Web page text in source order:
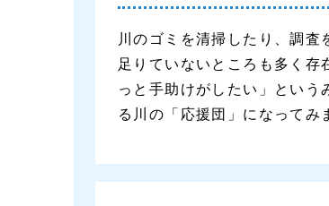
川のゴミを清掃したり、調
足りていないところも多く
っと手助けがしたい」とい
る川の「応援団」になってみ